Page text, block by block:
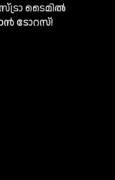
ടൈമിൽ
ടോറസ്!